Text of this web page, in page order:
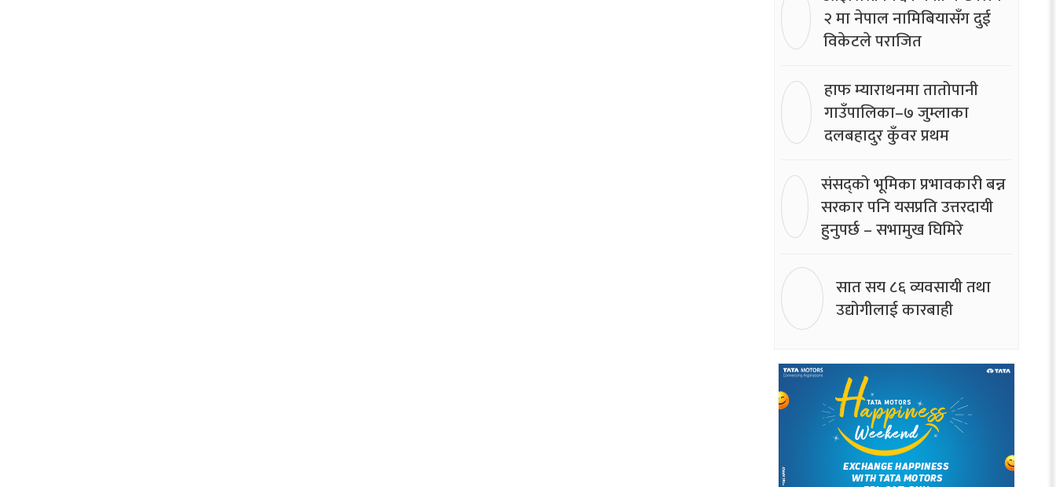
२ मा नेपाल नामिबियासँग दुई
विकेटले पराजित
हाफ म्याराथनमा तातोपानी
गाउँपालिका–७ जुम्लाका
दलबहादुर कुँवर प्रथम
संसद्को भूमिका प्रभावकारी बन्न
सरकार पनि यसप्रति उत्तरदायी
हुनुपर्छ – सभामुख घिमिरे
सात सय ८६ व्यवसायी तथा
उद्योगीलाई कारबाही